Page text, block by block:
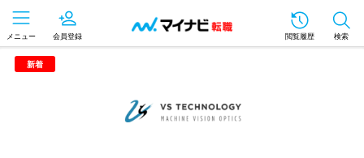
メニュー 会員登録 閲覧履歴 検索
新着